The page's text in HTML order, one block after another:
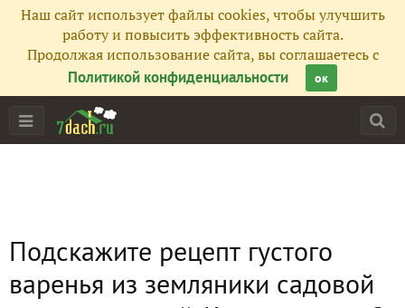
Наш сайт использует файлы cookies, чтобы улучшить
работу и повысить эффективность сайта.
Продолжая использование сайта, вы соглашаетесь с
Политикой конфиденциальности
ок
Подскажите рецепт густого
варенья из земляники садовой